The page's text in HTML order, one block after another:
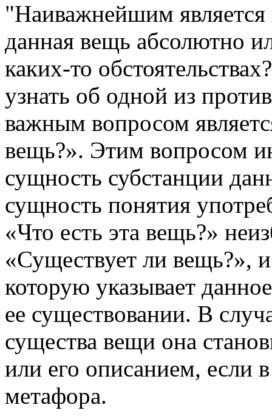
"Наиважнейшим
данная вещь абсолютно
каких-то
узнать об одной из
важным вопросом
вещь?». Этим вопросом
сущность субстанции
сущность понятия
«Что есть эта вещь?»
«Существует ли вещь?»,
которую указывает
ее существовании. В
существа вещи она
или его описанием, если
метафора.